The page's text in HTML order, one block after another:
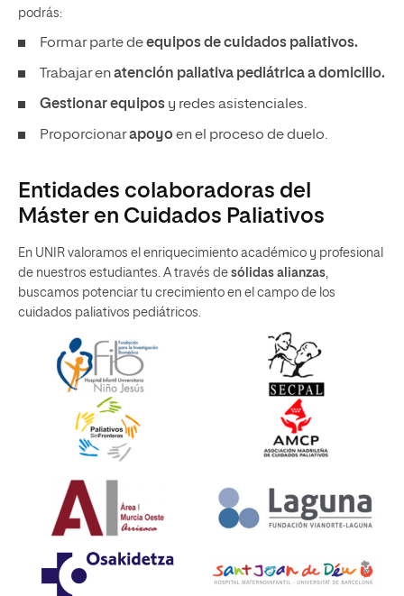
podrás:
Formar parte deequipos de cuidados paliativos.
Trabajar enatención paliativa pediátrica a domicilio.
Gestionar equipos y redes asistenciales.
Proporcionarapoyoen el proceso de duelo.
Entidades colaboradoras del
Máster en Cuidados Paliativos
En UNIR valoramos el enriquecimiento académico y profesional
de nuestros estudiantes. A través de sólidas alianzas,
buscamos potenciar tu crecimiento en el campo de los
cuidados paliativos pediátricos.